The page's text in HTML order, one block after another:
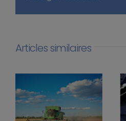
Articles similaires